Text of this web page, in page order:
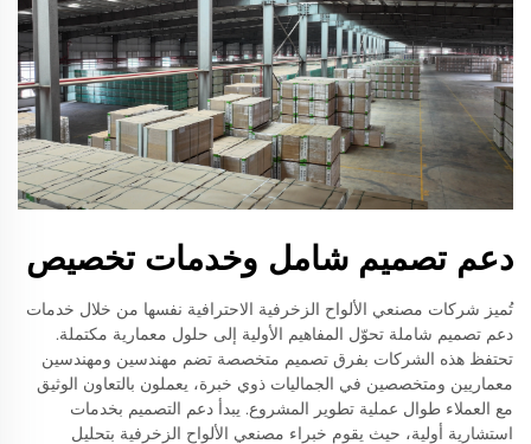
دعم تصميم شامل وخدمات تخصيص
تُميز شركات مصنعي الألواح الزخرفية الاحترافية نفسها من خلال خدمات
دعم تصميم شاملة تحوّل المفاهيم الأولية إلى حلول معمارية مكتملة.
تحتفظ هذه الشركات بفرق تصميم متخصصة تضم مهندسين ومهندسين
معماريين ومتخصصين في الجماليات ذوي خبرة، يعملون بالتعاون الوثيق
مع العملاء طوال عملية تطوير المشروع. يبدأ دعم التصميم بخدمات
استشارية أولية، حيث يقوم خبراء مصنعي الألواح الزخرفية بتحليل